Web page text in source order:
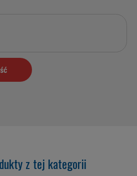
z tej kategorii